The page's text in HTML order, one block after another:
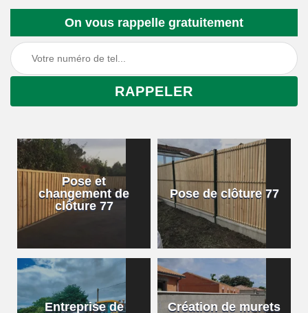
On vous rappelle gratuitement
Pose et
changement de
clôture 77
Pose de clôture 77
Entreprise de
Création de murets